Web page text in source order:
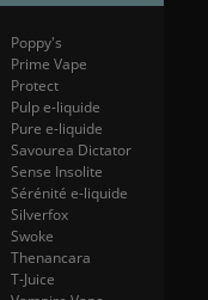
Poppy's
Prime Vape
Protect
Pulp e-liquide
Pure e-liquide
Savourea Dictator
Sense Insolite
Sérénité e-liquide
Silverfox
Swoke
Thenancara
T-Juice